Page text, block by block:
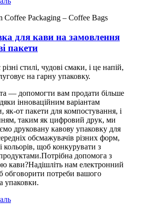
для кави на замовлення
пакети
стилі, чудові смаки, і це напій,
на гарну упаковку.
— допомогти вам продати більше
інноваційним варіантам
як-от пакети для компостування, і
таким як цифровий друк, ми
друковану кавову упаковку для
обсмажувачів різних форм,
кольорів, щоб конкурувати з
допомога з
кави?Надішліть нам електронний
обговорити потреби вашого
упаковки.